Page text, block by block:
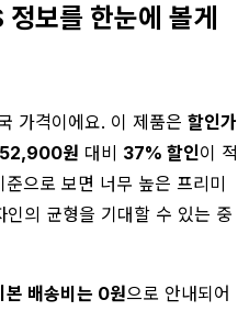
보를 한눈에 볼게
가격이에요. 이 제품은 할인가
원 대비 37% 할인이 적
으로 보면 너무 높은 프리미
의 균형을 기대할 수 있는 중
본 배송비는 0원으로 안내되어